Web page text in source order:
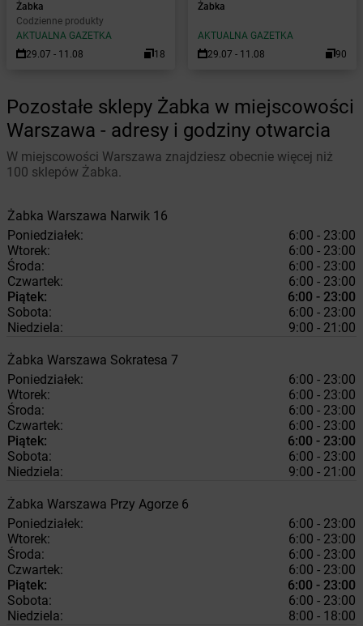
Żabka
Codzienne produkty
AKTUALNA GAZETKA
29.07 - 11.08
18
Żabka
AKTUALNA GAZETKA
29.07 - 11.08
90
Pozostałe sklepy Żabka w miejscowości
Warszawa - adresy i godziny otwarcia
W miejscowości Warszawa znajdziesz obecnie więcej niż
100 sklepów Żabka.
Żabka Warszawa Narwik 16
Poniedziałek:
6:00 - 23:00
Wtorek:
6:00 - 23:00
Środa:
6:00 - 23:00
Czwartek:
6:00 - 23:00
Piątek:
6:00 - 23:00
Sobota:
6:00 - 23:00
Niedziela:
9:00 - 21:00
Żabka Warszawa Sokratesa 7
Poniedziałek:
6:00 - 23:00
Wtorek:
6:00 - 23:00
Środa:
6:00 - 23:00
Czwartek:
6:00 - 23:00
Piątek:
6:00 - 23:00
Sobota:
6:00 - 23:00
Niedziela:
9:00 - 21:00
Żabka Warszawa Przy Agorze 6
Poniedziałek:
6:00 - 23:00
Wtorek:
6:00 - 23:00
Środa:
6:00 - 23:00
Czwartek:
6:00 - 23:00
Piątek:
6:00 - 23:00
Sobota:
6:00 - 23:00
Niedziela:
8:00 - 18:00